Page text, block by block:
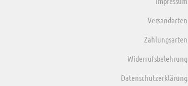
Versandarten
Zahlungsarten
Widerrufsbelehrung
Datenschutzerklärung